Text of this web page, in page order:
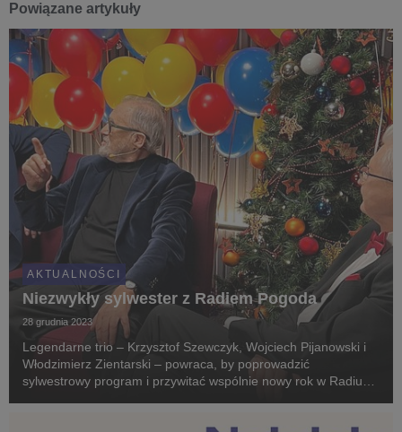
Powiązane artykuły
AKTUALNOŚCI
Niezwykły sylwester z Radiem Pogoda
28 grudnia 2023
Legendarne trio – Krzysztof Szewczyk, Wojciech Pijanowski i
Włodzimierz Zientarski – powraca, by poprowadzić
sylwestrowy program i przywitać wspólnie nowy rok w Radiu